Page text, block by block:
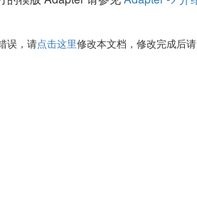
误，请点击这里修改本文档，修改完成后